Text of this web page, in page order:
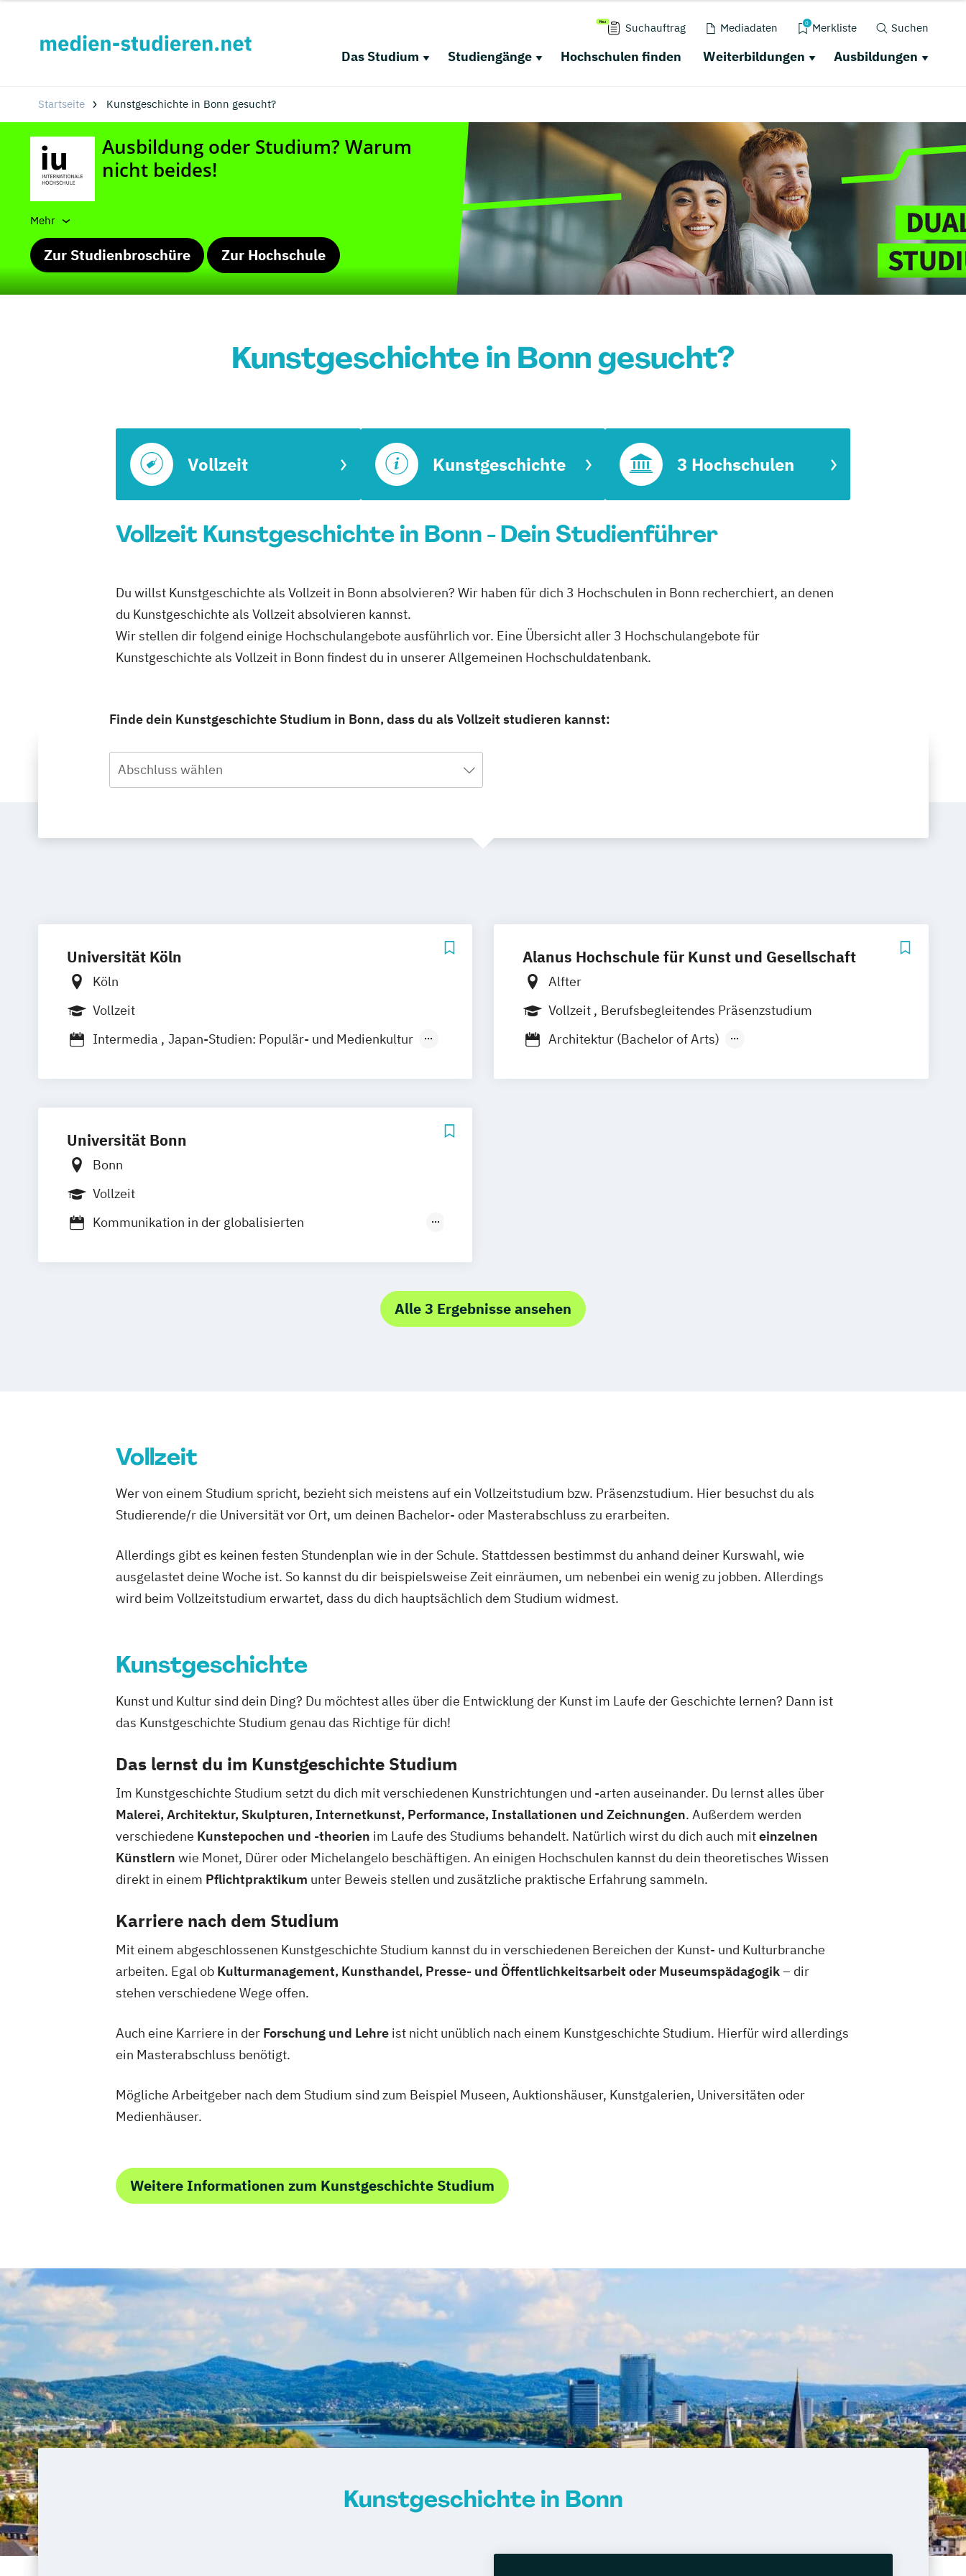
Suchauftrag Mediadaten 0 Merkliste Suchen
Das Studium Studiengänge Hochschulen finden Weiterbildungen Ausbildungen
Startseite Kunstgeschichte in Bonn gesucht?
Mehr
Zur Studienbroschüre Zur Hochschule
Kunstgeschichte in Bonn gesucht?
Vollzeit Kunstgeschichte 3 Hochschulen
Vollzeit Kunstgeschichte in Bonn - Dein Studienführer
Du willst Kunstgeschichte als Vollzeit in Bonn absolvieren? Wir haben für dich 3 Hochschulen in Bonn recherchiert, an denen
du Kunstgeschichte als Vollzeit absolvieren kannst.
Wir stellen dir folgend einige Hochschulangebote ausführlich vor. Eine Übersicht aller 3 Hochschulangebote für
Kunstgeschichte als Vollzeit in Bonn findest du in unserer Allgemeinen Hochschuldatenbank.
Finde dein Kunstgeschichte Studium in Bonn, dass du als Vollzeit studieren kannst:
Abschluss wählen
Universität Köln
Köln
Vollzeit
Intermedia
Japan-Studien: Populär- und Medienkultur
Medienkulturwissenschaft Medienwissenschaft
Alanus Hochschule für Kunst und Gesellschaft
Alfter
Vollzeit
Berufsbegleitendes Präsenzstudium
Architektur (Bachelor of Arts)
Bildende Kunst (Bachelor of Fine Arts)
Lehramt Doppelfach Kunst für Gymnasien
Gesamtschulen und Waldorfschulen (Master of
Education)
Wirtschaft & Schauspiel (Bachelor of Arts)
Universität Bonn
Bonn
Vollzeit
Kommunikation in der globalisierten
Kunstgeschichte Medienwissenschaft
Alle 3 Ergebnisse ansehen
Vollzeit
Wer von einem Studium spricht, bezieht sich meistens auf ein Vollzeitstudium bzw. Präsenzstudium. Hier besuchst du als
Studierende/r die Universität vor Ort, um deinen Bachelor- oder Masterabschluss zu erarbeiten.
Allerdings gibt es keinen festen Stundenplan wie in der Schule. Stattdessen bestimmst du anhand deiner Kurswahl, wie
ausgelastet deine Woche ist. So kannst du dir beispielsweise Zeit einräumen, um nebenbei ein wenig zu jobben. Allerdings
wird beim Vollzeitstudium erwartet, dass du dich hauptsächlich dem Studium widmest.
Kunstgeschichte
Kunst und Kultur sind dein Ding? Du möchtest alles über die Entwicklung der Kunst im Laufe der Geschichte lernen? Dann ist
das Kunstgeschichte Studium genau das Richtige für dich!
Das lernst du im Kunstgeschichte Studium
Im Kunstgeschichte Studium setzt du dich mit verschiedenen Kunstrichtungen und -arten auseinander. Du lernst alles über
Malerei, Architektur, Skulpturen, Internetkunst, Performance, Installationen und Zeichnungen. Außerdem werden
verschiedene Kunstepochen und -theorien im Laufe des Studiums behandelt. Natürlich wirst du dich auch miteinzelnen
Künstlern wie Monet, Dürer oder Michelangelo beschäftigen. An einigen Hochschulen kannst du dein theoretisches Wissen
direkt in einem Pflichtpraktikum unter Beweis stellen und zusätzliche praktische Erfahrung sammeln.
Karriere nach dem Studium
Mit einem abgeschlossenen Kunstgeschichte Studium kannst du in verschiedenen Bereichen der Kunst- und Kulturbranche
arbeiten. Egal ob Kulturmanagement, Kunsthandel, Presse- und Öffentlichkeitsarbeit oder Museumspädagogik– dir
stehen verschiedene Wege offen.
Auch eine Karriere in der Forschung und Lehre ist nicht unüblich nach einem Kunstgeschichte Studium. Hierfür wird allerdings
ein Masterabschluss benötigt.
Mögliche Arbeitgeber nach dem Studium sind zum Beispiel Museen, Auktionshäuser, Kunstgalerien, Universitäten oder
Medienhäuser.
Weitere Informationen zum Kunstgeschichte Studium
Kunstgeschichte in Bonn